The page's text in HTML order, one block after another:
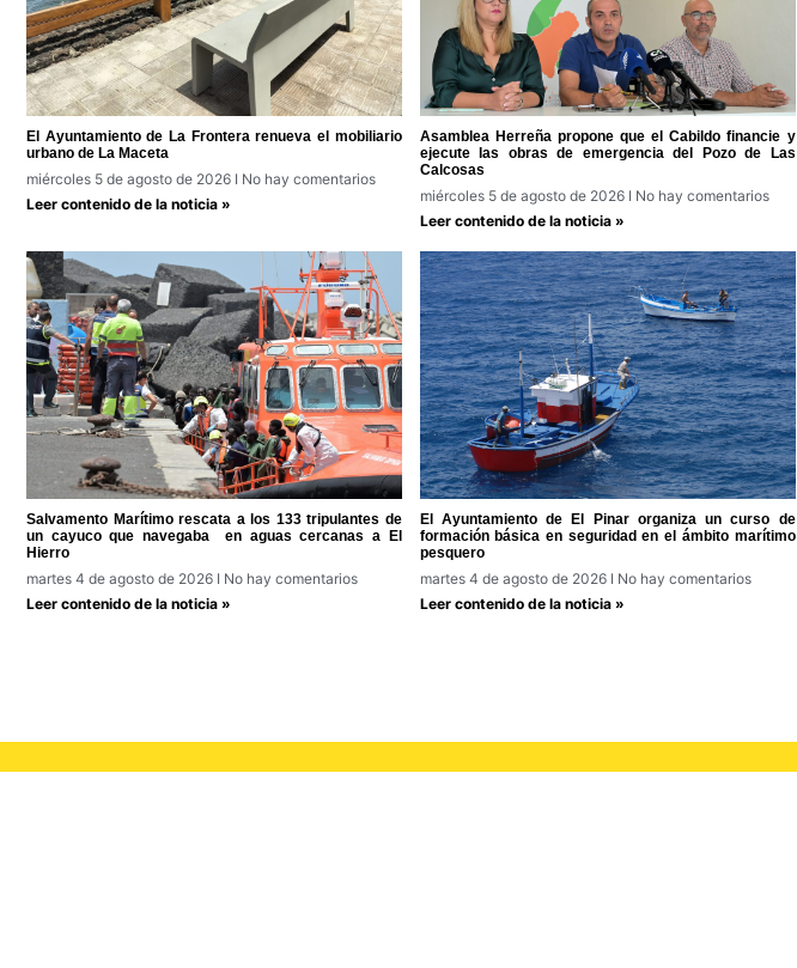
El Ayuntamiento de La Frontera renueva el mobiliario
urbano de La Maceta
miércoles 5 de agosto de 2026
No hay comentarios
Leer contenido de la noticia »
Asamblea Herreña propone que el Cabildo financie y
ejecute las obras de emergencia del Pozo de Las
Calcosas
miércoles 5 de agosto de 2026
No hay comentarios
Leer contenido de la noticia »
Salvamento Marítimo rescata a los 133 tripulantes de
un cayuco que navegaba en aguas cercanas a El
Hierro
martes 4 de agosto de 2026
No hay comentarios
Leer contenido de la noticia »
El Ayuntamiento de El Pinar organiza un curso de
formación básica en seguridad en el ámbito marítimo
pesquero
martes 4 de agosto de 2026
No hay comentarios
Leer contenido de la noticia »